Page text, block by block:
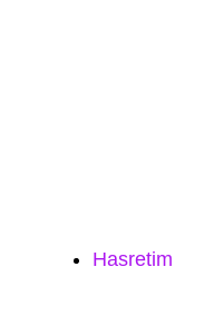
Hasretim